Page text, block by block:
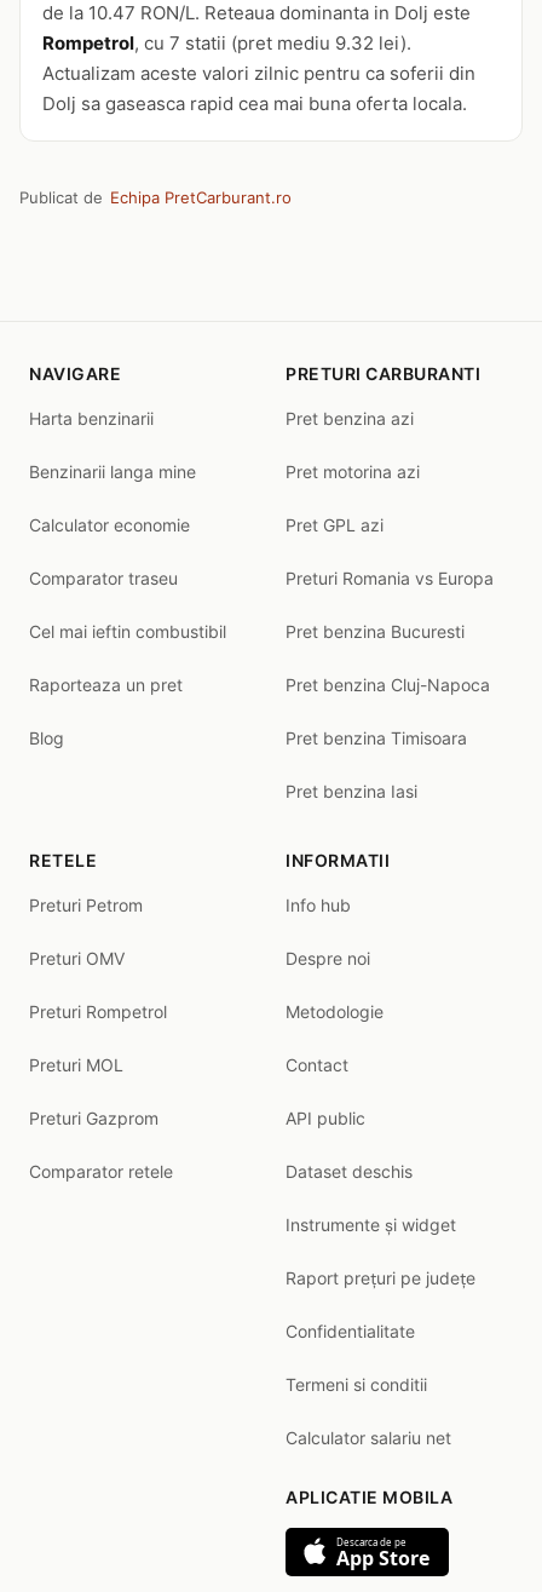
de la 10.47 RON/L. Reteaua dominanta in Dolj este
Rompetrol, cu 7 statii (pret mediu 9.32 lei).
Actualizam aceste valori zilnic pentru ca soferii din
Dolj sa gaseasca rapid cea mai buna oferta locala.
Publicat de Echipa PretCarburant.ro
NAVIGARE
Harta benzinarii
Benzinarii langa mine
Calculator economie
Comparator traseu
Cel mai ieftin combustibil
Raporteaza un pret
Blog
PRETURI CARBURANTI
Pret benzina azi
Pret motorina azi
Pret GPL azi
Preturi Romania vs Europa
Pret benzina Bucuresti
Pret benzina Cluj-Napoca
Pret benzina Timisoara
Pret benzina Iasi
RETELE
Preturi Petrom
Preturi OMV
Preturi Rompetrol
Preturi MOL
Preturi Gazprom
Comparator retele
INFORMATII
Info hub
Despre noi
Metodologie
Contact
API public
Dataset deschis
Instrumente și widget
Raport prețuri pe județe
Confidentialitate
Termeni si conditii
Calculator salariu net
APLICATIE MOBILA
Descarca de pe
App Store